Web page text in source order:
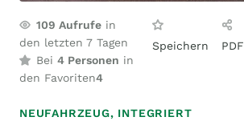
109 Aufrufe in
den letzten 7 Tagen
Bei 4 Personen in
den Favoriten4
Speichern PDF
NEUFAHRZEUG, INTEGRIERT